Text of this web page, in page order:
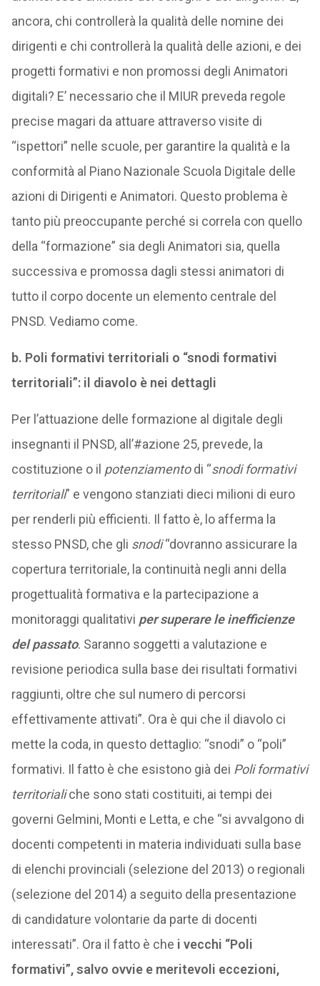
ancora, chi controllerà la qualità delle nomine dei
dirigenti e chi controllerà la qualità delle azioni, e dei
progetti formativi e non promossi degli Animatori
digitali? E’ necessario che il MIUR preveda regole
precise magari da attuare attraverso visite di
“ispettori” nelle scuole, per garantire la qualità e la
conformità al Piano Nazionale Scuola Digitale delle
azioni di Dirigenti e Animatori. Questo problema è
tanto più preoccupante perché si correla con quello
della “formazione” sia degli Animatori sia, quella
successiva e promossa dagli stessi animatori di
tutto il corpo docente un elemento centrale del
PNSD. Vediamo come.
b. Poli formativi territoriali o “snodi formativi
territoriali”: il diavolo è nei dettagli
Per l’attuazione delle formazione al digitale degli
insegnanti il PNSD, all’#azione 25, prevede, la
costituzione o il potenziamentodi “snodi formativi
territoriali” e vengono stanziati dieci milioni di euro
per renderli più efficienti. Il fatto è, lo afferma la
stesso PNSD, che gli snodi“dovranno assicurare la
copertura territoriale, la continuità negli anni della
progettualità formativa e la partecipazione a
monitoraggi qualitativi per superare le inefficienze
del passato. Saranno soggetti a valutazione e
revisione periodica sulla base dei risultati formativi
raggiunti, oltre che sul numero di percorsi
effettivamente attivati”. Ora è qui che il diavolo ci
mette la coda, in questo dettaglio: “snodi” o “poli”
formativi. Il fatto è che esistono già dei Poli formativi
territorialiche sono stati costituiti, ai tempi dei
governi Gelmini, Monti e Letta, e che “si avvalgono di
docenti competenti in materia individuati sulla base
di elenchi provinciali (selezione del 2013) o regionali
(selezione del 2014) a seguito della presentazione
di candidature volontarie da parte di docenti
interessati”. Ora il fatto è che i vecchi “Poli
formativi”, salvo ovvie e meritevoli eccezioni,